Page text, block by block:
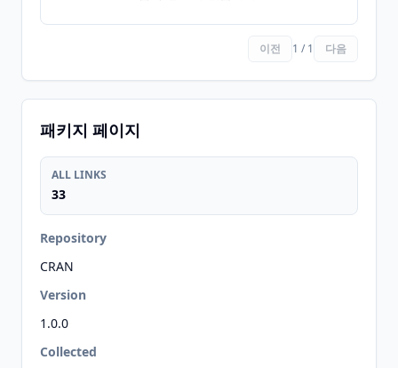
이전 1 / 1 다음
패키지 페이지
ALL LINKS
33
Repository
CRAN
Version
1.0.0
Collected